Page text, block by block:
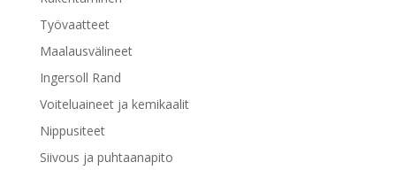
Työvaatteet
Maalausvälineet
Ingersoll Rand
Voiteluaineet ja kemikaalit
Nippusiteet
Siivous ja puhtaanapito